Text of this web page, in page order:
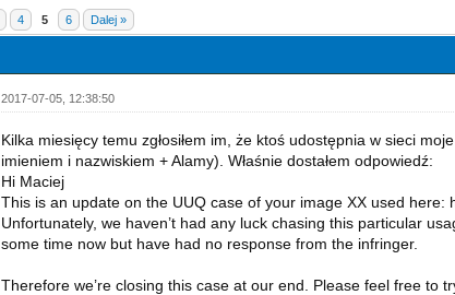
4 5 6 Dalej »
2017-07-05, 12:38:50
Kilka miesięcy temu zgłosiłem im, że ktoś udostępnia w sieci
imieniem i nazwiskiem + Alamy). Właśnie dostałem odpowiedź:
Hi Maciej
This is an update on the UUQ case of your image XX used here:
Unfortunately, we haven’t had any luck chasing this particular
some time now but have had no response from the infringer.
Therefore we’re closing this case at our end. Please feel free to